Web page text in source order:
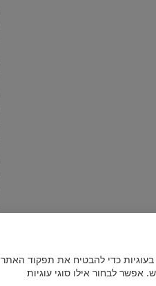
כדי להבטיח את תפקוד האתר
לבחור אילו סוגי עוגיות